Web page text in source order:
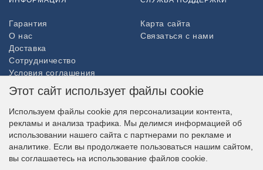
Гарантия
О нас
Доставка
Сотрудничество
Условия соглашения
Возврат товара
Карта сайта
Связаться с нами
Партнёры
НАШ МАГАЗИН В СОЦСЕТЯХ
Этот сайт использует файлы cookie
Используем файлы cookie для персонализации контента,
рекламы и анализа трафика. Мы делимся информацией об
использовании нашего сайта с партнерами по рекламе и
аналитике. Если вы продолжаете пользоваться нашим сайтом,
вы соглашаетесь на использование файлов cookie.